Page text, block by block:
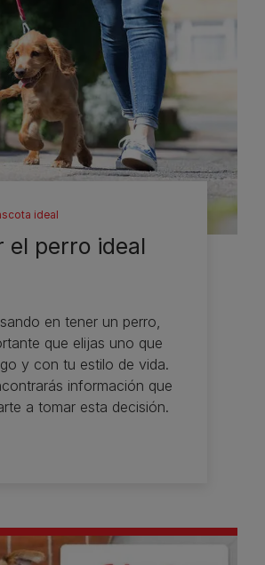
ideal
el perro ideal
en tener un perro,
que elijas uno que
y con tu estilo de vida.
información que
a tomar esta decisión.